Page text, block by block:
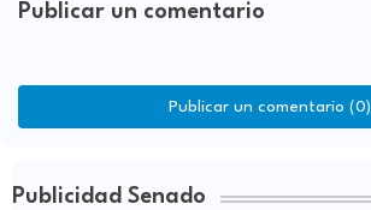
Publicar un comentario
Publicar un comentario (0)
Publicidad Senado